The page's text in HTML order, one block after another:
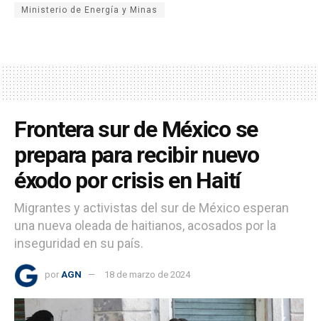
Ministerio de Energía y Minas
Frontera sur de México se
prepara para recibir nuevo
éxodo por crisis en Haití
Migrantes y activistas del sur de México esperan
una nueva oleada de haitianos, acosados por la
inseguridad en su país.
por AGN 18 de marzo de 2024